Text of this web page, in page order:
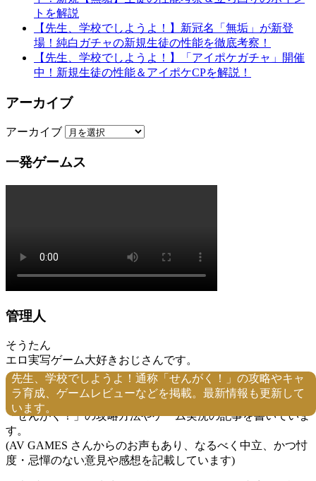
先生、学校でしようよ！通称「せんがく！」の攻略やキャ
ラ育成、ゲームレビューなどを掲載。最新情報も更新して
います。
トを解説
【先生、学校でしようよ！】新冠名「無垢」が新登
場！純白ガチャの新規生徒の性能を徹底考察！
【先生、学校でしようよ！】「アイポケガチャ」開催
中！新規生徒の性能＆アイポケCPを解説！
アーカイブ
アーカイブ
一発ゲームス
管理人
そうたん
エロ実写ゲーム大好きおじさんです。
なんと、 AV GAMES さんからスポンサードして頂くことに
なりました！
「せんがく！」の攻略方法やゲーム実況の記事を書いていま
す。
(AV GAMES さんからのお声もあり、なるべく中立、かつ忖
度・忌憚のない意見や感想を記載しています)